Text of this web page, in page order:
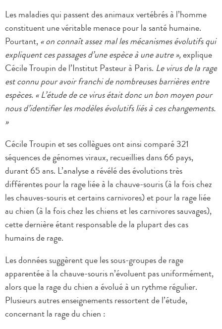
Les maladies qui passent des animaux vertébrés à l’homme
constituent une véritable menace pour la santé humaine.
Pourtant,« on connaît assez mal les mécanismes évolutifs qui
expliquent ces passages d’une espèce à une autre »,explique
Cécile Troupin de l’Institut Pasteur à Paris. Le virus de la rage
est connu pour avoir franchi de nombreuses barrières entre
espèces. « L’étude de ce virus était donc un bon moyen pour
nous d’identifier les modèles évolutifs liés à ces changements.
»
Cécile Troupin et ses collègues ont ainsi comparé 321
séquences de génomes viraux, recueillies dans 66 pays,
durant 65 ans. L’analyse a révélé des évolutions très
différentes pour la rage liée à la chauve-souris (à la fois chez
les chauves-souris et certains carnivores) et pour la rage liée
au chien (à la fois chez les chiens et les carnivores sauvages),
cette dernière étant responsable de la plupart des cas
humains de rage.
Les données suggèrent que les sous-groupes de rage
apparentée à la chauve-souris n’évoluent pas uniformément,
alors que la rage du chien a évolué à un rythme régulier.
Plusieurs autres enseignements ressortent de l’étude,
concernant la rage du chien :